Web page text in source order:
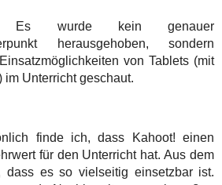
Es wurde kein genauer
herausgehoben, sondern
von Tablets (mit
im Unterricht geschaut.
finde ich, dass Kahoot! einen
für den Unterricht hat. Aus dem
dass es so vielseitig einsetzbar ist.